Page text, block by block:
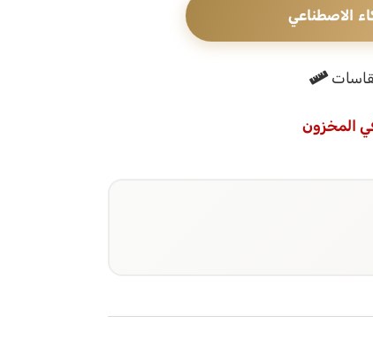
الاصطناعي
المخزون